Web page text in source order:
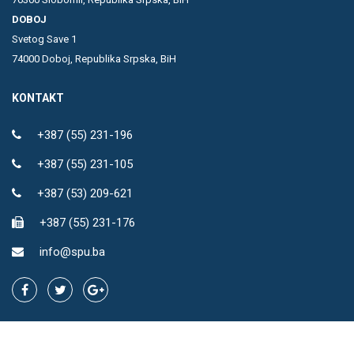
DOBOJ
Svetog Save 1
74000 Doboj, Republika Srpska, BiH
KONTAKT
+387 (55) 231-196
+387 (55) 231-105
+387 (53) 209-621
+387 (55) 231-176
info@spu.ba